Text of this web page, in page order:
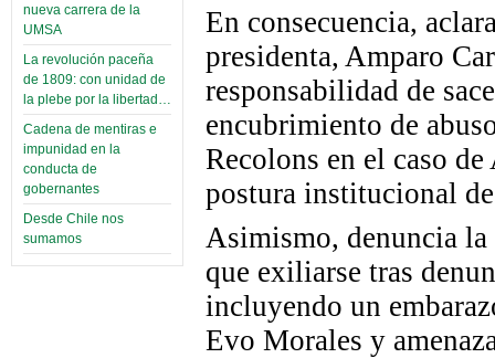
nueva carrera de la
UMSA
La revolución paceña
de 1809: con unidad de
la plebe por la libertad…
Cadena de mentiras e
impunidad en la
conducta de
gobernantes
Desde Chile nos
sumamos
En consecuencia,
presidenta, Amparo
responsabilidad de
encubrimiento de
Recolons en el caso
postura institucional
Asimismo, denuncia
que exiliarse tras
incluyendo un
Evo Morales y